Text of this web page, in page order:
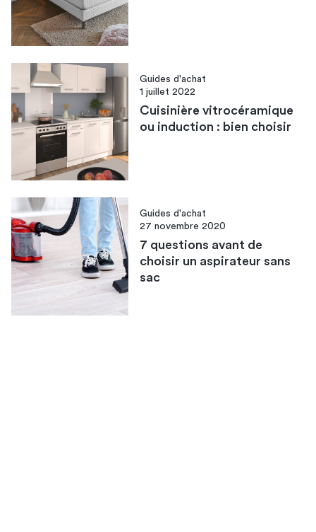
Guides d'achat
1 juillet 2022
Cuisinière vitrocéramique
ou induction : bien choisir
Guides d'achat
27 novembre 2020
7 questions avant de
choisir un aspirateur sans
sac